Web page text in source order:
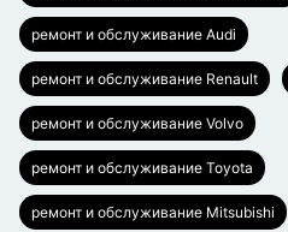
ремонт и обслуживание Audi
ремонт и обслуживание Renault
ремонт и обслуживание Volvo
ремонт и обслуживание Toyota
ремонт и обслуживание Mitsubishi